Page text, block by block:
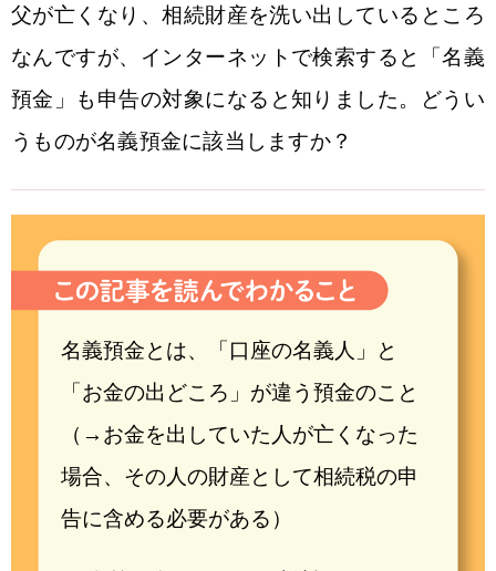
父が亡くなり、相続財産を洗い出しているところ
なんですが、インターネットで検索すると「名義
預金」も申告の対象になると知りました。どうい
うものが名義預金に該当しますか？
名義預金とは、「口座の名義人」と
「お金の出どころ」が違う預金のこと
（→お金を出していた人が亡くなった
場合、その人の財産として相続税の申
告に含める必要がある）